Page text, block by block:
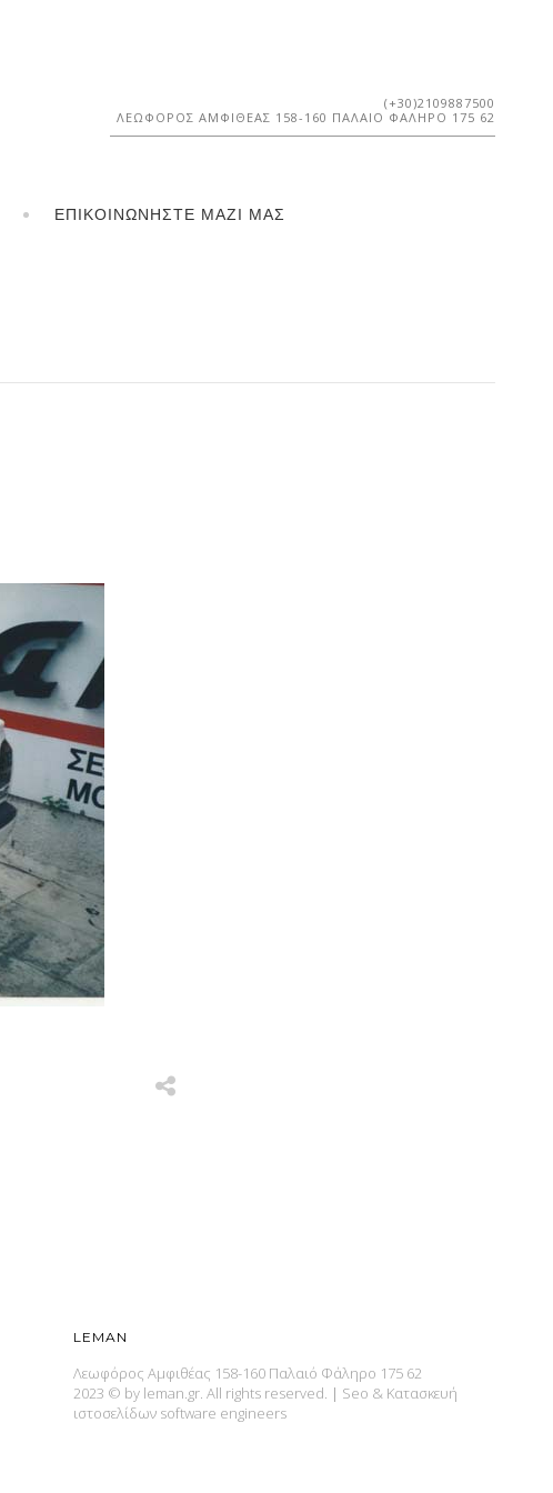
(+30)2109887500
ΛΕΩΦΌΡΟΣ ΑΜΦΙΘΈΑΣ 158-160 ΠΑΛΑΙΌ ΦΆΛΗΡΟ 175 62
ΕΠΙΚΟΙΝΩΝΉΣΤΕ ΜΑΖΊ ΜΑΣ
LEMAN
Λεωφόρος Αμφιθέας 158-160 Παλαιό Φάληρο 175 62
2023 © by leman.gr. All rights reserved. | Seo & Κατασκευή
ιστοσελίδων software engineers